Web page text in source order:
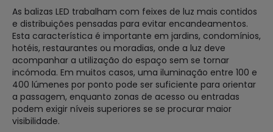
As balizas LED trabalham com feixes de luz mais contidos
e distribuições pensadas para evitar encandeamentos.
Esta característica é importante em jardins, condomínios,
hotéis, restaurantes ou moradias, onde a luz deve
acompanhar a utilização do espaço sem se tornar
incómoda. Em muitos casos, uma iluminação entre 100 e
400 lúmenes por ponto pode ser suficiente para orientar
a passagem, enquanto zonas de acesso ou entradas
podem exigir níveis superiores se se procurar maior
visibilidade.